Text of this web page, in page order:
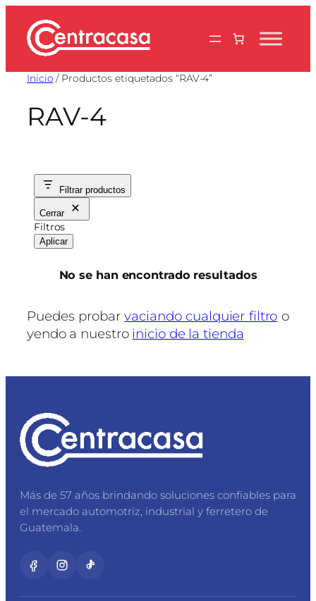
contenido
Inicio / Productos etiquetados “RAV-4”
RAV-4
Filtrar productos
Cerrar
Filtros
Aplicar
No se han encontrado resultados
Puedes probarvaciando cualquier filtro o
yendo a nuestro inicio de la tienda
Más de 57 años brindando soluciones confiables para
el mercado automotriz, industrial y ferretero de
Guatemala.